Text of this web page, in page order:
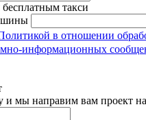
бесплатным такси
в отношении
информационных
и мы направим вам проект